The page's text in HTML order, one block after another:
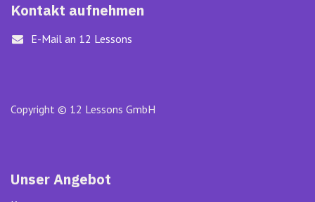
Kontakt aufnehmen
E-Mail an 12 Lessons
Copyright © 12 Lessons GmbH
Unser Angebot